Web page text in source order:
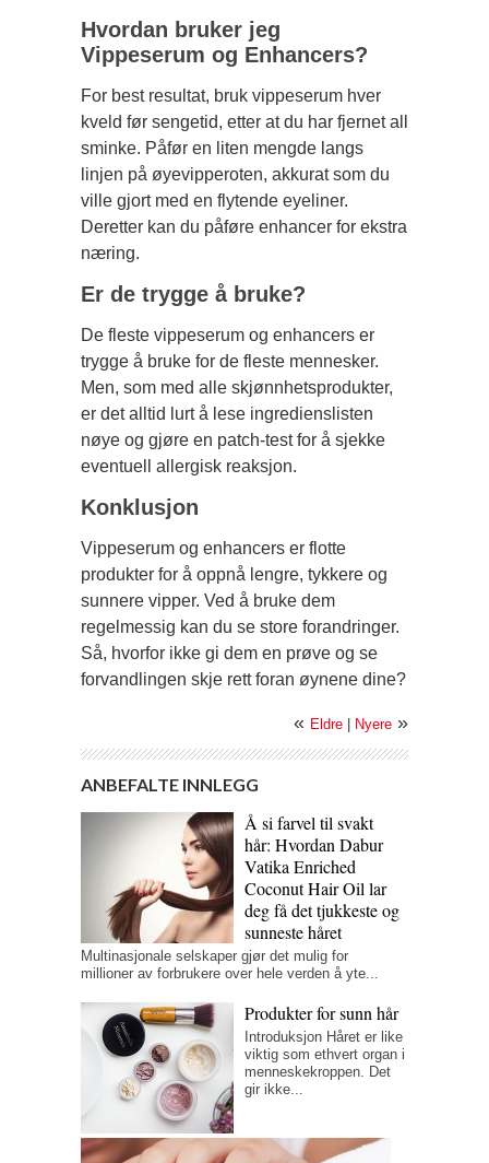
Hvordan bruker jeg
Vippeserum og Enhancers?
For best resultat, bruk vippeserum hver
kveld før sengetid, etter at du har fjernet all
sminke. Påfør en liten mengde langs
linjen på øyevipperoten, akkurat som du
ville gjort med en flytende eyeliner.
Deretter kan du påføre enhancer for ekstra
næring.
Er de trygge å bruke?
De fleste vippeserum og enhancers er
trygge å bruke for de fleste mennesker.
Men, som med alle skjønnhetsprodukter,
er det alltid lurt å lese ingredienslisten
nøye og gjøre en patch-test for å sjekke
eventuell allergisk reaksjon.
Konklusjon
Vippeserum og enhancers er flotte
produkter for å oppnå lengre, tykkere og
sunnere vipper. Ved å bruke dem
regelmessig kan du se store forandringer.
Så, hvorfor ikke gi dem en prøve og se
forvandlingen skje rett foran øynene dine?
« Eldre | Nyere »
ANBEFALTE INNLEGG
Å si farvel til svakt
hår: Hvordan Dabur
Vatika Enriched
Coconut Hair Oil lar
deg få det tjukkeste og
sunneste håret
Multinasjonale selskaper gjør det mulig for
millioner av forbrukere over hele verden å yte...
Produkter for sunn hår
Introduksjon Håret er like
viktig som ethvert organ i
menneskekroppen. Det
gir ikke...